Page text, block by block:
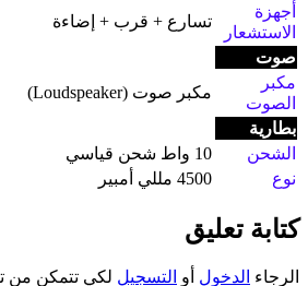
أجهزة
الاستشعار
تسارع + قرب + إضاءة
صوت
مكبر
الصوت
مكبر صوت (Loudspeaker)
بطارية
الشحن
10 واط شحن قياسي
نوع
4500 مللي أمبير
كتابة تعليق
الرجاء الدخول أو التسجيل لكي تتمكن من